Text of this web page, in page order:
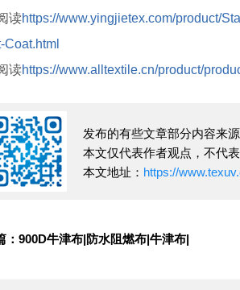
读https://www.yingjietex.com/product/
Coat.html
读https://www.alltextile.cn/product/
发布的有些文章部分内容来
本文仅代表作者观点，不代表
本文地址： https://
：900D牛津布|防水阻燃布|牛津布|